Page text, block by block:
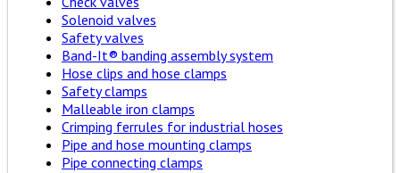
Solenoid valves
Safety valves
Band-It® banding assembly system
Hose clips and hose clamps
Safety clamps
Malleable iron clamps
Crimping ferrules for industrial hoses
Pipe and hose mounting clamps
Pipe connecting clamps